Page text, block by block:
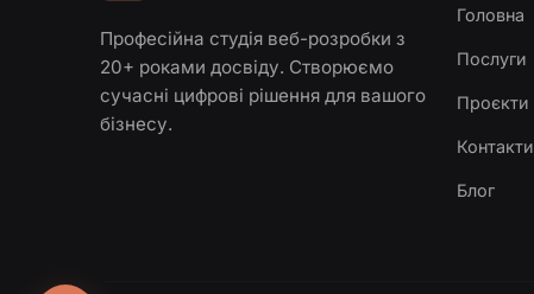
Професійна студія веб-розробки з
20+ роками досвіду. Створюємо
сучасні цифрові рішення для вашого
бізнесу.
Головна
Послуги
Проєкти
Контакти
Блог